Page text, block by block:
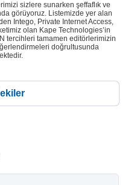
sizlere sunarken şeffaflık ve
görüyoruz. Listemizde yer alan
Intego, Private Internet Access,
olan Kape Technologies’in
tercihleri tamamen editörlerimizin
doğrultusunda